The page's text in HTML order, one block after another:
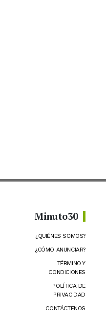
Minuto30
¿QUIÉNES SOMOS?
¿CÓMO ANUNCIAR?
TÉRMINO Y
CONDICIONES
POLÍTICA DE
PRIVACIDAD
CONTÁCTENOS